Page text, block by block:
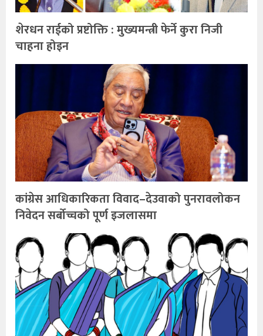
शेरधन राईको प्रष्टोक्ति : मुख्यमन्त्री फेर्ने कुरा निजी
चाहना होइन
कांग्रेस आधिकारिकता विवाद–देउवाको पुनरावलोकन
निवेदन सर्बोच्चको पूर्ण इजलासमा